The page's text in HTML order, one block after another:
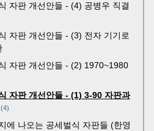
자판 개선안들 - (4) 공병우 직결
자판 개선안들 - (3) 전자 기기로
자판 개선안들 - (2) 1970~1980
자판 개선안들 - (1) 3-90 자판과
4
에 나오는 공세벌식 자판들 (한영